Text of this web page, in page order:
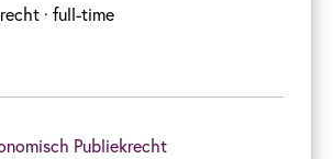
· full-time
Publiekrecht